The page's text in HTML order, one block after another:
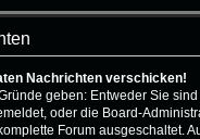
Nachrichten verschicken!
geben: Entweder Sie
oder die Board-
Forum ausgeschaltet.